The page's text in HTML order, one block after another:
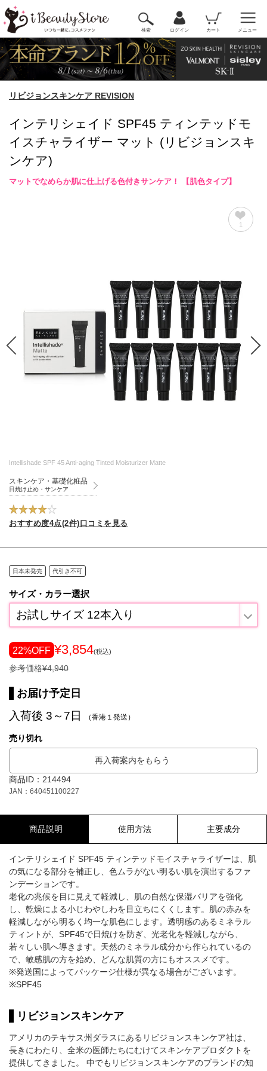
検索 ログイン カート メニュー
リビジョンスキンケア REVISION
インテリシェイド SPF45 ティンテッドモ
イスチャライザー マット (リビジョンスキ
ンケア)
マットでなめらか肌に仕上げる色付きサンケア！ 【肌色タイプ】
1
Intellishade SPF 45 Anti-aging Tinted Moisturizer Matte
スキンケア・基礎化粧品
日焼け止め・サンケア
おすすめ度4点(2件)口コミを見る
日本未発売 代引き不可
サイズ・カラー選択
お試しサイズ 12本入り
22%OFF ¥3,854(税込)
参考価格¥4,940
お届け予定日
入荷後 3～7日 （香港１発送）
売り切れ
再入荷案内をもらう
商品ID：214494
JAN：640451100227
商品説明 使用方法 主要成分
インテリシェイド SPF45 ティンテッドモイスチャライザーは、肌
の気になる部分を補正し、色ムラがない明るい肌を演出するファ
ンデーションです。
老化の兆候を目に見えて軽減し、肌の自然な保湿バリアを強化
し、乾燥による小じわやしわを目立ちにくくします。肌の赤みを
軽減しながら明るく均一な肌色にします。透明感のあるミネラル
ティントが、SPF45で日焼けを防ぎ、光老化を軽減しながら、
若々しい肌へ導きます。天然のミネラル成分から作られているの
で、敏感肌の方を始め、どんな肌質の方にもオススメです。
※発送国によってパッケージ仕様が異なる場合がございます。
※SPF45
リビジョンスキンケア
アメリカのテキサス州ダラスにあるリビジョンスキンケア社は、
長きにわたり、全米の医師たちにむけてスキンケアプロダクトを
提供してきました。 中でもリビジョンスキンケアのブランドの知